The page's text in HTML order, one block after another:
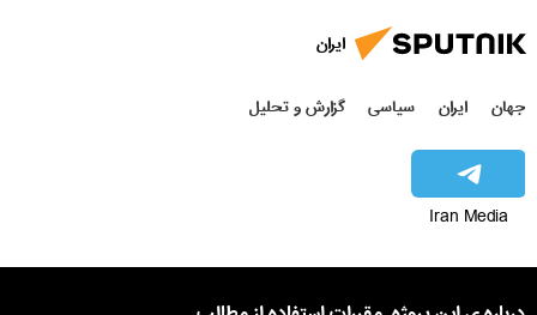
ایران
جهان ایران سیاسی گزارش و تحلیل
Iran Media